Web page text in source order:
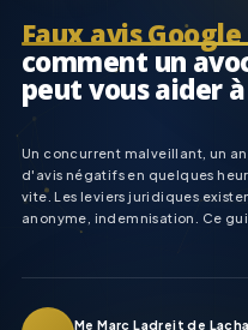
Faux avis Google
comment un
peut vous aider
Un concurrent malveillant, un
d'avis négatifs en quelques
vite. Les leviers juridiques
anonyme, indemnisation. Ce
Me Marc Ladreit de